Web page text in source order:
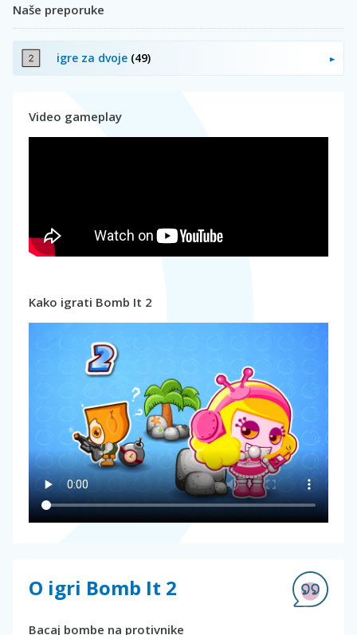
Naše preporuke
igre za dvoje (49)
Video gameplay
Kako igrati Bomb It 2
O igri Bomb It 2
Bacaj bombe na protivnike